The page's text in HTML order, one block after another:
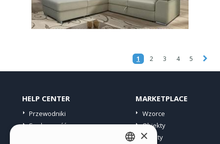
1 2 3 4 5
HELP CENTER
Przewodniki
Społeczność
MARKETPLACE
Wzorce
Obiekty
Punkty
×